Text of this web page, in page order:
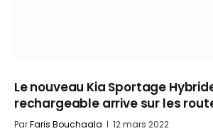
Le nouveau Kia Sportage
rechargeable arrive sur les
ParFaris Bouchaala 12 mars 2022